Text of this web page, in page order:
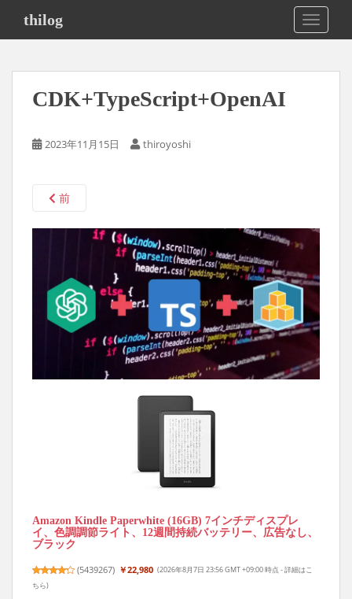
i
thilog
CDK+TypeScript+OpenAI
2023年11月15日 thiroyoshi
前
Amazon Kindle Paperwhite (16GB) 7インチディスプレ
イ、色調調節ライト、12週間持続バッテリー、広告なし、
ブラック
(5439267) ￥22,980 (2026年8月7日 23:56 GMT +09:00 時点 -詳細はこ
ちら)